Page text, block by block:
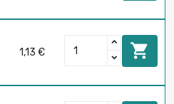
1,13 € 